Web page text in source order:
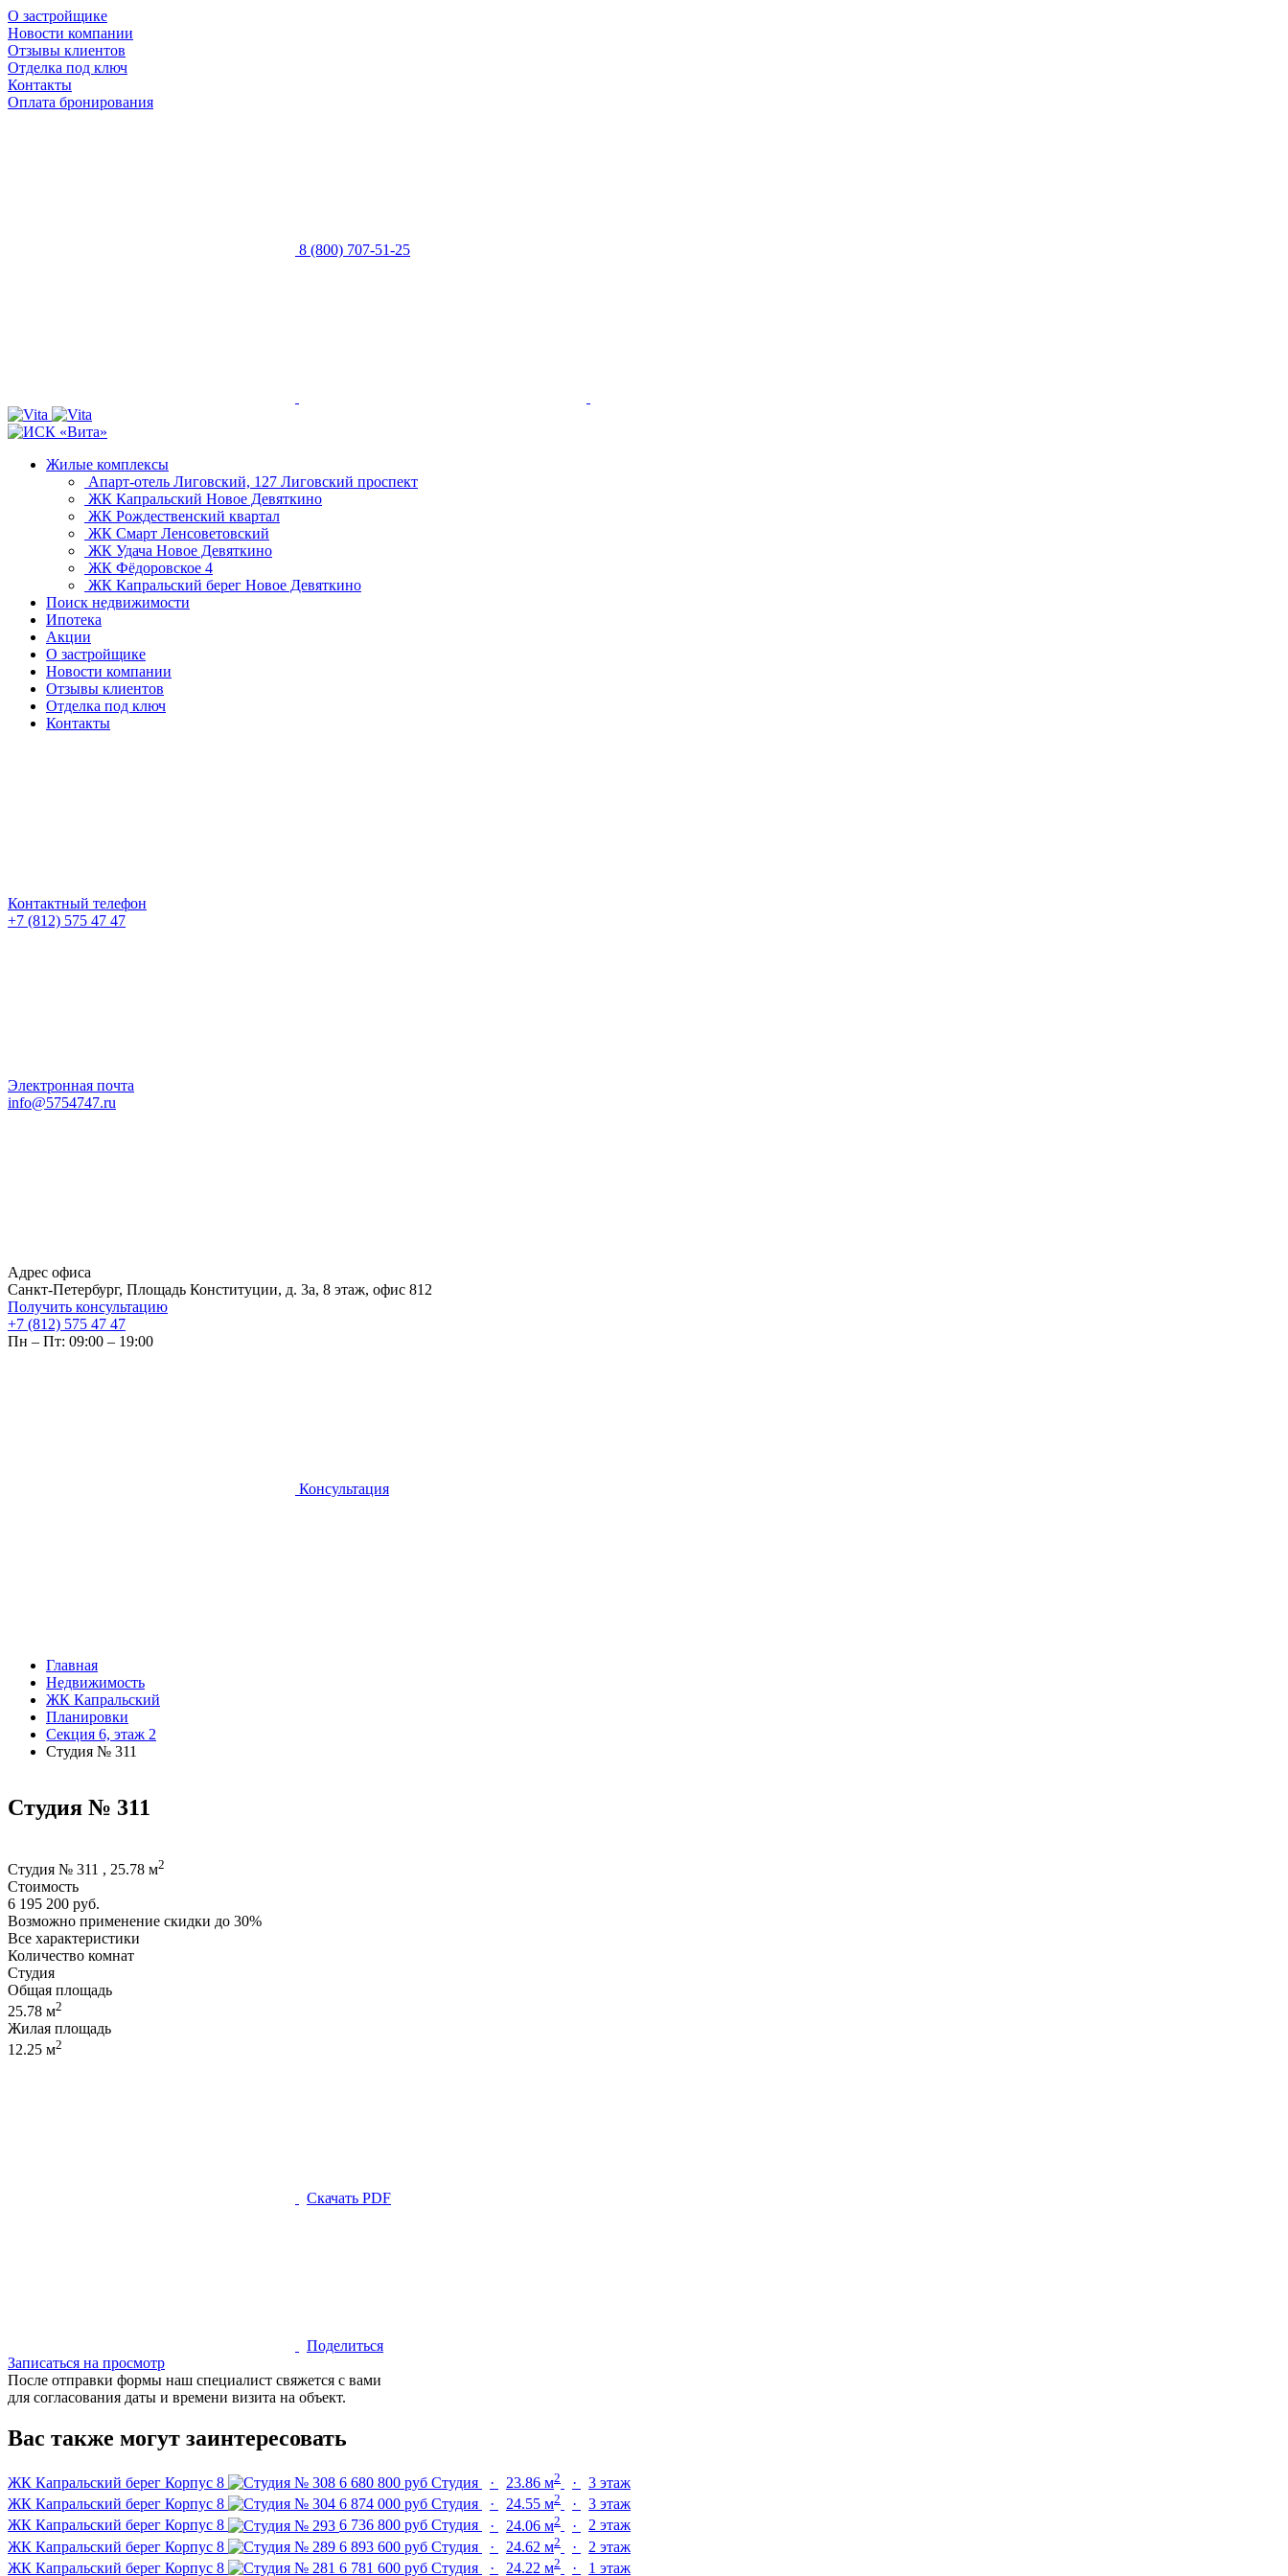
О застройщике
Новости компании
Отзывы клиентов
Отделка под ключ
Контакты
Оплата бронирования
8 (800) 707-51-25
Жилые комплексы
Апарт-отель Лиговский, 127 Лиговский проспект
ЖК Капральский Новое Девяткино
ЖК Рождественский квартал
ЖК Смарт Ленсоветовский
ЖК Удача Новое Девяткино
ЖК Фёдоровское 4
ЖК Капральский берег Новое Девяткино
Поиск недвижимости
Ипотека
Акции
О застройщике
Новости компании
Отзывы клиентов
Отделка под ключ
Контакты
Контактный телефон
+7 (812) 575 47 47
Электронная почта
info@5754747.ru
Адрес офиса
Санкт-Петербург, Площадь Конституции, д. 3а, 8 этаж, офис 812
Получить консультацию
+7 (812) 575 47 47
Пн – Пт: 09:00 – 19:00
Консультация
Главная
Недвижимость
ЖК Капральский
Планировки
Секция 6, этаж 2
Студия № 311
Студия № 311
Студия № 311 , 25.78 м2
Стоимость
6 195 200 руб.
Возможно применение скидки до 30%
Все характеристики
Количество комнат
Студия
Общая площадь
25.78 м2
Жилая площадь
12.25 м2
Скачать PDF
Поделиться
Записаться на просмотр
После отправки формы наш специалист свяжется с вами
для согласования даты и времени визита на объект.
Вас также могут заинтересовать
ЖК Капральский берег Корпус 8 6 680 800 руб Студия · 23.86 м2 ·
3 этаж
ЖК Капральский берег Корпус 8 6 874 000 руб Студия · 24.55 м2 ·
3 этаж
ЖК Капральский берег Корпус 8 6 736 800 руб Студия · 24.06 м2 ·
2 этаж
ЖК Капральский берег Корпус 8 6 893 600 руб Студия · 24.62 м2 ·
2 этаж
ЖК Капральский берег Корпус 8 6 781 600 руб Студия · 24.22 м2 ·
1 этаж